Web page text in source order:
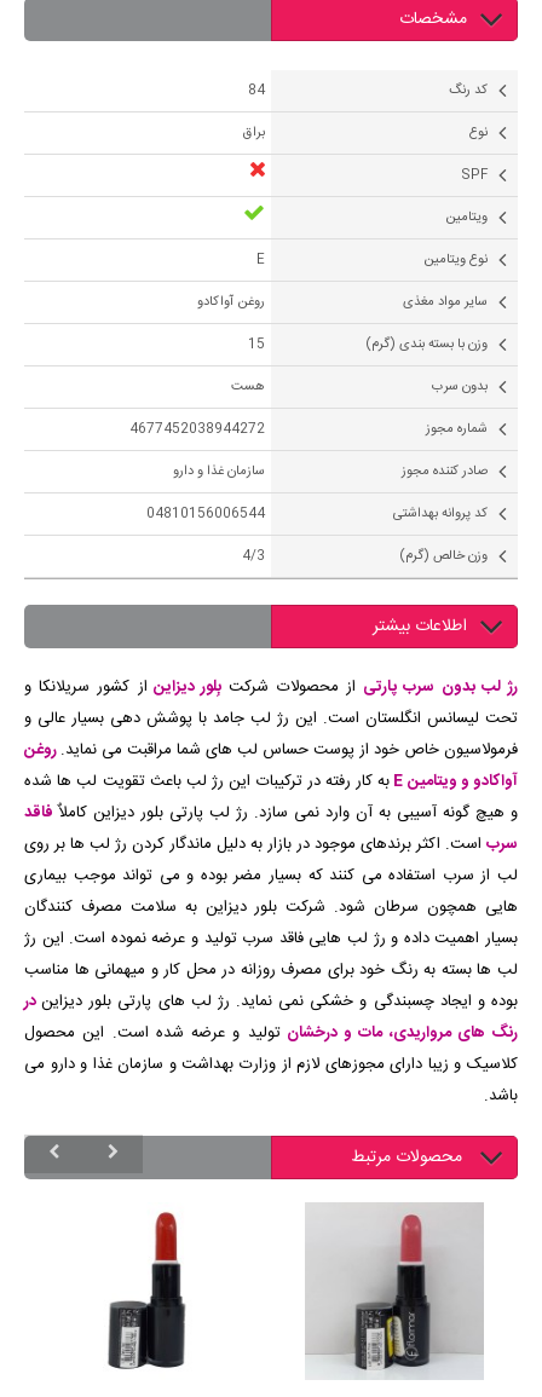
مشخصات
کد رنگ
84
نوع
براق
SPF
ویتامین
نوع ویتامین
E
سایر مواد مغذی
روغن آواکادو
وزن با بسته بندی (گرم)
15
بدون سرب
هست
شماره مجوز
4677452038944272
صادر کننده مجوز
سازمان غذا و دارو
کد پروانه بهداشتی
04810156006544
وزن خالص (گرم)
4/3
اطلاعات بیشتر
رژ لب بدون سرب پارتی از محصولات شرکت بِلور دیزاین از کشور سریلانکا و
تحت لیسانس انگلستان است. این رژ لب جامد با پوشش دهی بسیار عالی و
فرمولاسیون خاص خود از پوست حساس لب های شما مراقبت می نماید.روغن
آواکادو و ویتامین E
به کار رفته در ترکیبات این رژ لب باعث تقویت لب ها شده
و هیچ گونه آسیبی به آن وارد نمی سازد. رژ لب پارتی بلور دیزاین کاملاٌفاقد
سرب است. اکثر برندهای موجود در بازار به دلیل ماندگار کردن رژ لب ها بر روی
لب از سرب استفاده می کنند که بسیار مضر بوده و می تواند موجب بیماری
هایی همچون سرطان شود. شرکت بلور دیزاین به سلامت مصرف کنندگان
بسیار اهمیت داده و رژ لب هایی فاقد سرب تولید و عرضه نموده است. این رژ
لب ها بسته به رنگ خود برای مصرف روزانه در محل کار و میهمانی ها مناسب
بوده و ایجاد چسبندگی و خشکی نمی نماید. رژ لب های پارتی بلور دیزایندر
رنگ های مرواریدی، مات و درخشانتولید و عرضه شده است. این محصول
کلاسیک و زیبا دارای مجوزهای لازم از وزارت بهداشت و سازمان غذا و دارو می
باشد.
محصولات مرتبط